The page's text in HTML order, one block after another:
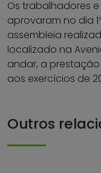
Os trabalhadores
aprovaram no dia
assembleia
localizado na
andar, a
aos exercícios de
Outros